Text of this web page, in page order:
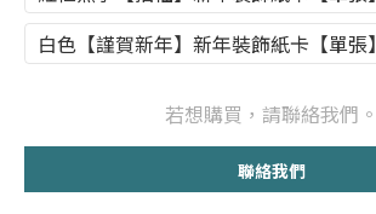
白色【謹賀新年】新年裝飾紙卡【單張】
若想購買，請聯絡我們。
聯絡我們